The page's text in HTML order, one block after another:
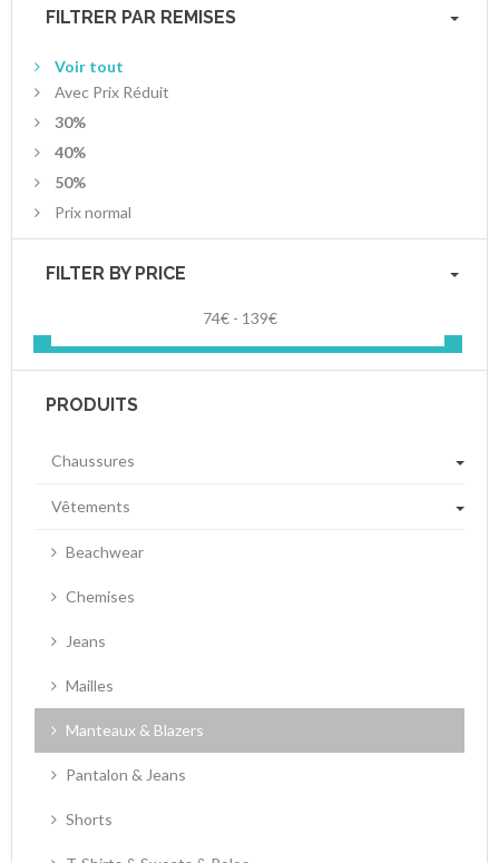
FILTRER PAR REMISES
Voir tout
Avec Prix Réduit
30%
40%
50%
Prix ​​normal
FILTER BY PRICE
74€ - 139€
PRODUITS
Chaussures
Vêtements
Beachwear
Chemises
Jeans
Mailles
Manteaux & Blazers
Pantalon & Jeans
Shorts